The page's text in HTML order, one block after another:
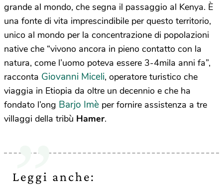
grande al mondo, che segna il passaggio al Kenya. È
una fonte di vita imprescindibile per questo territorio,
unico al mondo per la concentrazione di popolazioni
native che “vivono ancora in pieno contatto con la
natura, come l’uomo poteva essere 3-4mila anni fa”,
racconta Giovanni Miceli, operatore turistico che
viaggia in Etiopia da oltre un decennio e che ha
fondato l’ong Barjo Imè per fornire assistenza a tre
villaggi della tribù Hamer.
Leggi anche: